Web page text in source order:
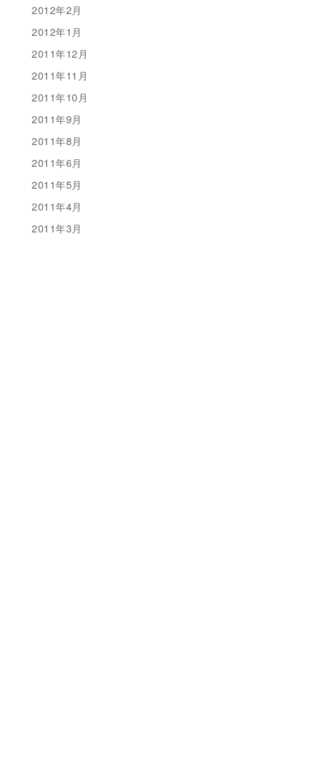
2012年2月
2012年1月
2011年12月
2011年11月
2011年10月
2011年9月
2011年8月
2011年6月
2011年5月
2011年4月
2011年3月